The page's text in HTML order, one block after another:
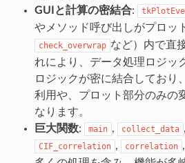
GUIと計算の密結合:
やメソッド呼び出しがプロッ
check_overwrap など）内で直
れにより、データ処理ロジッ
ロジックが密に結合しており
利用や、プロット部分のみの
なります。
巨大関数: main , collect_data ,
CIF_correlation , correlation ,